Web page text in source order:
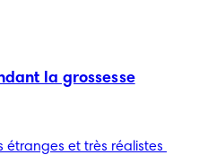
la grossesse
étranges et très réalistes